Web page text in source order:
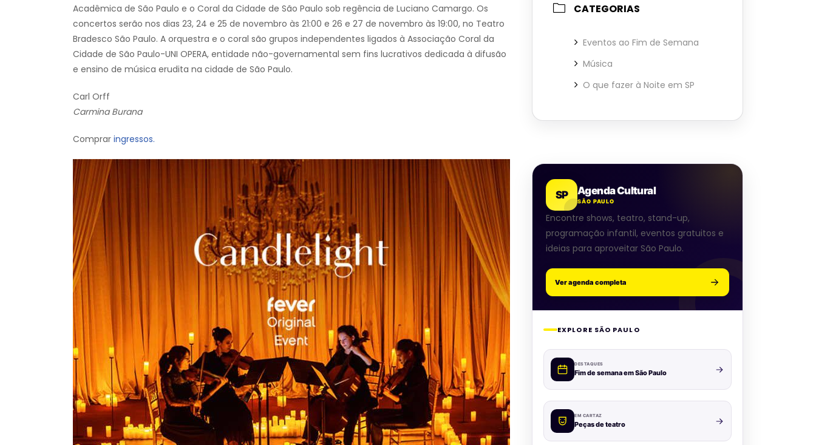
Acadêmica de São Paulo e o Coral da Cidade de São Paulo sob regência de Luciano Camargo. Os
concertos serão nos dias 23, 24 e 25 de novembro às 21:00 e 26 e 27 de novembro às 19:00, no Teatro
Bradesco São Paulo. A orquestra e o coral são grupos independentes ligados à Associação Coral da
Cidade de São Paulo-UNI OPERA, entidade não-governamental sem fins lucrativos dedicada à difusão
e ensino de música erudita na cidade de São Paulo.
Carl Orff
Carmina Burana
Comprar ingressos.
CATEGORIAS
Eventos ao Fim de Semana
Música
O que fazer à Noite em SP
SP Agenda Cultural
SÃO PAULO
Encontre shows, teatro, stand-up,
programação infantil, eventos gratuitos e
ideias para aproveitar São Paulo.
Ver agenda completa
EXPLORE SÃO PAULO
DESTAQUES
Fim de semana em São Paulo
EM CARTAZ
Peças de teatro